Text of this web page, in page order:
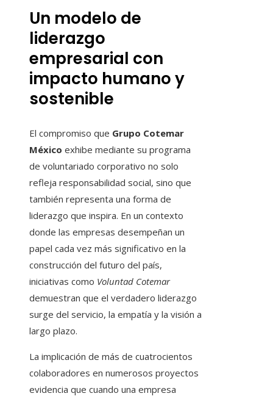
Un modelo de
liderazgo
empresarial con
impacto humano y
sostenible
El compromiso que Grupo Cotemar
México exhibe mediante su programa
de voluntariado corporativo no solo
refleja responsabilidad social, sino que
también representa una forma de
liderazgo que inspira. En un contexto
donde las empresas desempeñan un
papel cada vez más significativo en la
construcción del futuro del país,
iniciativas como Voluntad Cotemar
demuestran que el verdadero liderazgo
surge del servicio, la empatía y la visión a
largo plazo.
La implicación de más de cuatrocientos
colaboradores en numerosos proyectos
evidencia que cuando una empresa